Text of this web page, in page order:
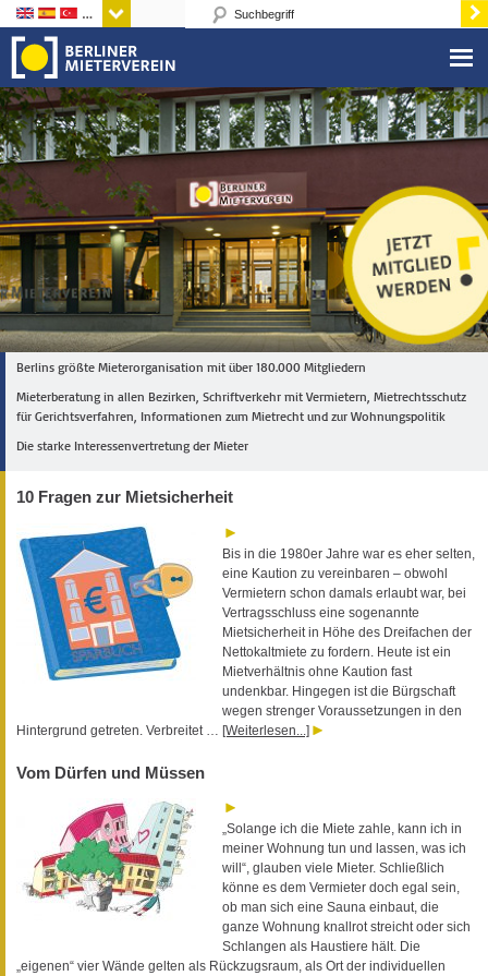
Sprachen
Berlins größte Mieterorganisation mit über 180.000 Mitgliedern
Mieterberatung in allen Bezirken, Schriftverkehr mit Vermietern, Mietrechtsschutz
für Gerichtsverfahren, Informationen zum Mietrecht und zur Wohnungspolitik
Die starke Interessenvertretung der Mieter
10 Fragen zur Mietsicherheit
Bis in die 1980er Jahre war es eher selten,
eine Kaution zu vereinbaren – obwohl
Vermietern schon damals erlaubt war, bei
Vertragsschluss eine sogenannte
Mietsicherheit in Höhe des Dreifachen der
Nettokaltmiete zu fordern. Heute ist ein
Mietverhältnis ohne Kaution fast
undenkbar. Hingegen ist die Bürgschaft
wegen strenger Voraussetzungen in den
Hintergrund getreten. Verbreitet … [Weiterlesen...]
Vom Dürfen und Müssen
„Solange ich die Miete zahle, kann ich in
meiner Wohnung tun und lassen, was ich
will“, glauben viele Mieter. Schließlich
könne es dem Vermieter doch egal sein,
ob man sich eine Sauna einbaut, die
ganze Wohnung knallrot streicht oder sich
Schlangen als Haustiere hält. Die
„eigenen“ vier Wände gelten als Rückzugsraum, als Ort der individuellen